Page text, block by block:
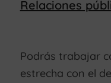
Relaciones
Podrás trabajar
estrecha con el